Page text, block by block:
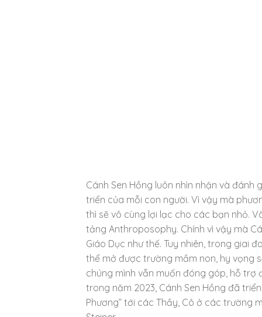
Cánh Sen Hồng luôn nhìn nhận và
triển của mỗi con người. Vì vậy mà
thì sẽ vô cùng lợi lạc cho các bạn nhỏ.
tảng Anthroposophy. Chính vì vậy mà
Giáo Dục như thế. Tuy nhiên, trong giai
thể mở được trường mầm non, hy vọng
chúng mình vẫn muốn đóng góp, hỗ trợ
trong năm 2023, Cánh Sen Hồng đã
Phương” tới các Thầy, Cô ở các trường